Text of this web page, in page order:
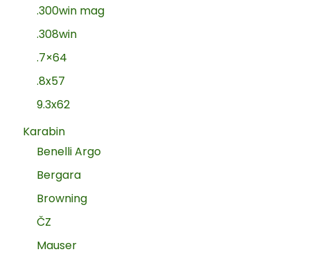
.300win mag
.308win
.7×64
.8x57
9.3x62
Karabin
Benelli Argo
Bergara
Browning
ČZ
Mauser